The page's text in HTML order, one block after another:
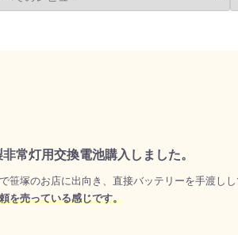
常灯用交換電池購入しました。
笹塚のお店に出向き、直接バッテリーを手渡
を売っている感じです。